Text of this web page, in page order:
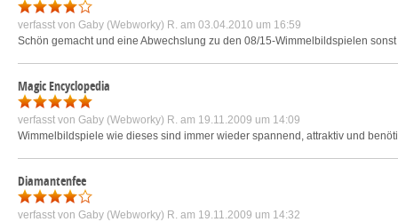
verfasst von Gaby (Webworky) R. am 03.04.2010 um 16:59
Schön gemacht und eine Abwechslung zu den 08/15-Wimmelbildspielen
Magic Encyclopedia
verfasst von Gaby (Webworky) R. am 19.11.2009 um 14:09
Wimmelbildspiele wie dieses sind immer wieder spannend, attraktiv und
Diamantenfee
verfasst von Gaby (Webworky) R. am 19.11.2009 um 14:32